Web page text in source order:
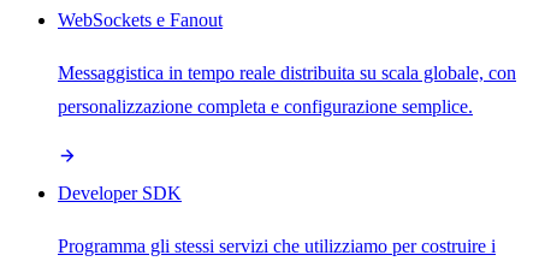
WebSockets e Fanout
Messaggistica in tempo reale distribuita su scala globale, con
personalizzazione completa e configurazione semplice.
Developer SDK
Programma gli stessi servizi che utilizziamo per costruire i